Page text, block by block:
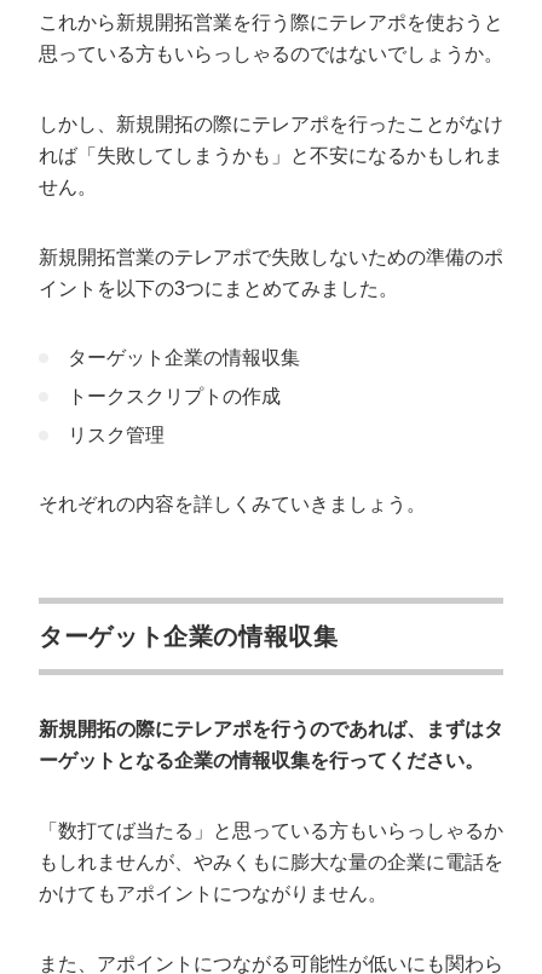
これから新規開拓営業を行う際にテレアポを使おうと
思っている方もいらっしゃるのではないでしょうか。
しかし、新規開拓の際にテレアポを行ったことがなけ
れば「失敗してしまうかも」と不安になるかもしれま
せん。
新規開拓営業のテレアポで失敗しないための準備のポ
イントを以下の3つにまとめてみました。
ターゲット企業の情報収集
トークスクリプトの作成
リスク管理
それぞれの内容を詳しくみていきましょう。
ターゲット企業の情報収集
新規開拓の際にテレアポを行うのであれば、まずはタ
ーゲットとなる企業の情報収集を行ってください。
「数打てば当たる」と思っている方もいらっしゃるか
もしれませんが、やみくもに膨大な量の企業に電話を
かけてもアポイントにつながりません。
また、アポイントにつながる可能性が低いにも関わら